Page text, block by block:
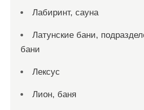
Лабиринт, сауна
Латунские бани,
бани
Лексус
Лион, баня